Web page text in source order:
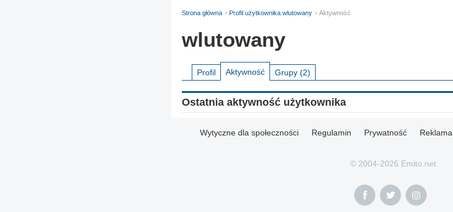
Strona główna Profil użytkownika wlutowany Aktywność
wlutowany
Profil Aktywność Grupy (2)
Ostatnia aktywność użytkownika
Wytyczne dla społeczności Regulamin Prywatność Reklama
© 2004-2026 Emito.net